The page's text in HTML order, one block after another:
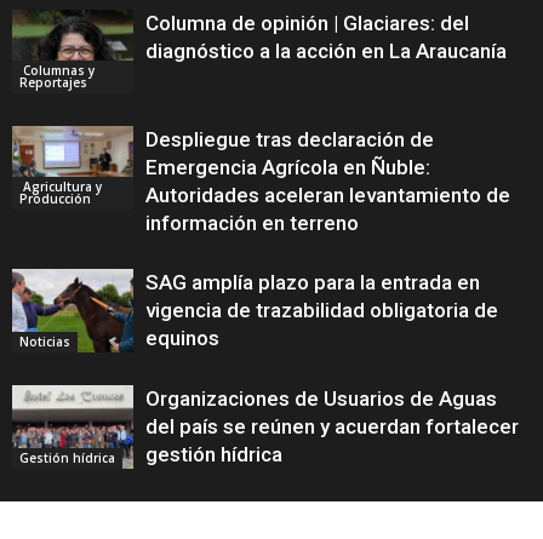
Columnas y
Reportajes
Columna de opinión | Glaciares: del
diagnóstico a la acción en La Araucanía
Agricultura y
Producción
Despliegue tras declaración de
Emergencia Agrícola en Ñuble:
Autoridades aceleran levantamiento de
información en terreno
Noticias
SAG amplía plazo para la entrada en
vigencia de trazabilidad obligatoria de
equinos
Gestión hídrica
Organizaciones de Usuarios de Aguas
del país se reúnen y acuerdan fortalecer
gestión hídrica